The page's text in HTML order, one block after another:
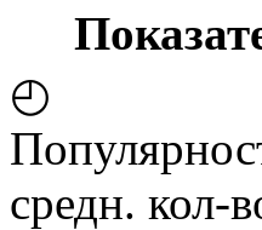
◴
средн. кол-